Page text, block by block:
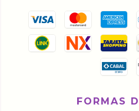
FORMAS